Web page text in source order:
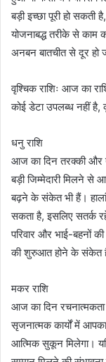
बड़ी इच्छा पूरी हो
योजनाबद्ध तरीके से काम
अनबन बातचीत से दूर हो
वृश्चिक राशिः आज का
कोई डेटा उपलब्ध नहीं है,
धनु राशि
आज का दिन तरक्की और
बड़ी जिम्मेदारी मिलने से
बढ़ने के संकेत भी हैं।
सकता है, इसलिए सतर्क
परिवार और भाई-बहनों
की शुरुआत होने के संकेत
मकर राशि
आज का दिन
सृजनात्मक कार्यों में
आत्मिक सुकून मिलेगा।